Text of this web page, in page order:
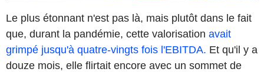
Le plus étonnant n'est pas là, mais plutôt dans le fait
que, durant la pandémie, cette valorisation avait
grimpé jusqu'à quatre-vingts fois l'EBITDA. Et qu'il y a
douze mois, elle flirtait encore avec un sommet de